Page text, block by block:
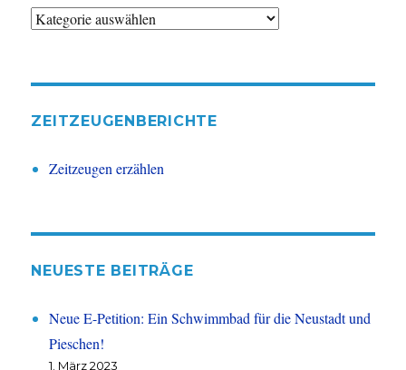
Kategorien
ZEITZEUGENBERICHTE
Zeitzeugen erzählen
NEUESTE BEITRÄGE
Neue E-Petition: Ein Schwimmbad für die Neustadt und
Pieschen!
1. März 2023